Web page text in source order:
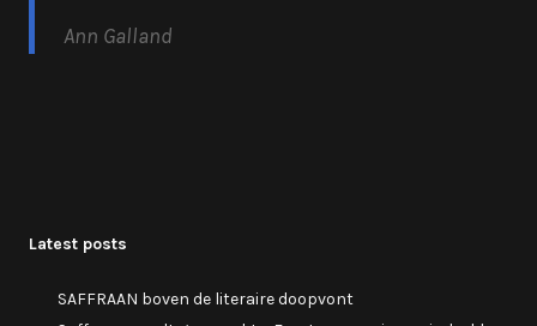
Ann Galland
Latest posts
SAFFRAAN boven de literaire doopvont